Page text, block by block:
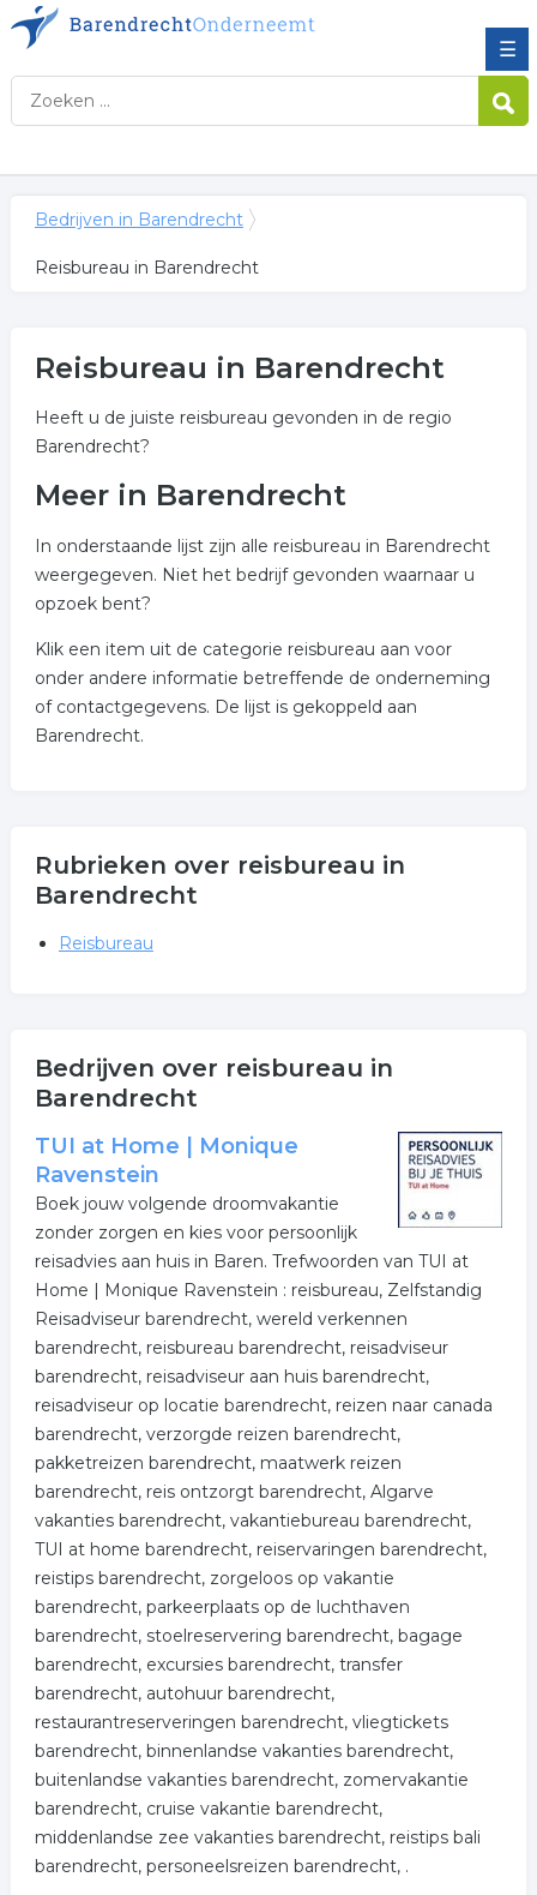
☰
Bedrijven in Barendrecht
Reisbureau in Barendrecht
Reisbureau in Barendrecht
Heeft u de juiste reisbureau gevonden in de regio
Barendrecht?
Meer in Barendrecht
In onderstaande lijst zijn alle reisbureau in Barendrecht
weergegeven. Niet het bedrijf gevonden waarnaar u
opzoek bent?
Klik een item uit de categorie reisbureau aan voor
onder andere informatie betreffende de onderneming
of contactgegevens. De lijst is gekoppeld aan
Barendrecht.
Rubrieken over reisbureau in
Barendrecht
Reisbureau
Bedrijven over reisbureau in
Barendrecht
TUI at Home | Monique
Ravenstein
Boek jouw volgende droomvakantie
zonder zorgen en kies voor persoonlijk
reisadvies aan huis in Baren. Trefwoorden van TUI at
Home | Monique Ravenstein : reisbureau, Zelfstandig
Reisadviseur barendrecht, wereld verkennen
barendrecht, reisbureau barendrecht, reisadviseur
barendrecht, reisadviseur aan huis barendrecht,
reisadviseur op locatie barendrecht, reizen naar canada
barendrecht, verzorgde reizen barendrecht,
pakketreizen barendrecht, maatwerk reizen
barendrecht, reis ontzorgt barendrecht, Algarve
vakanties barendrecht, vakantiebureau barendrecht,
TUI at home barendrecht, reiservaringen barendrecht,
reistips barendrecht, zorgeloos op vakantie
barendrecht, parkeerplaats op de luchthaven
barendrecht, stoelreservering barendrecht, bagage
barendrecht, excursies barendrecht, transfer
barendrecht, autohuur barendrecht,
restaurantreserveringen barendrecht, vliegtickets
barendrecht, binnenlandse vakanties barendrecht,
buitenlandse vakanties barendrecht, zomervakantie
barendrecht, cruise vakantie barendrecht,
middenlandse zee vakanties barendrecht, reistips bali
barendrecht, personeelsreizen barendrecht, .